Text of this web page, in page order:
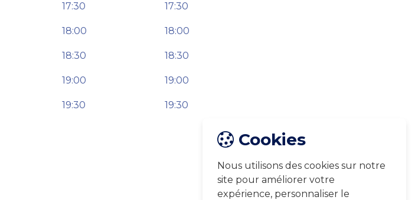
Cookies
Nous utilisons des cookies sur notre
site pour améliorer votre
expérience, personnaliser le
17:30
18:00
18:30
19:00
19:30
17:30
18:00
18:30
19:00
19:30